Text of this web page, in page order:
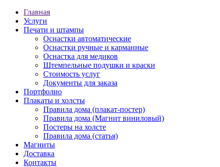
Главная
Услуги
Печати и штампы
Оснастки автоматические
Оснастки ручные и карманные
Оснастка для медиков
Штемпельные подушки и краски
Стоимость услуг
Документы для заказа
Портфолио
Плакаты и холсты
Правила дома (плакат-постер)
Правила дома (Магнит виниловый)
Постеры на холсте
Правила дома (статья)
Магниты
Доставка
Контакты